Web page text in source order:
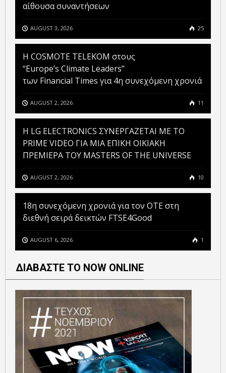
αίθουσα συναντήσεων
AUGUST 3, 2026 25
Η COSMOTE TELEKOM στους
“Europe’s Climate Leaders”
των Financial Times για 4η συνεχόμενη χρονιά
AUGUST 2, 2026 11
H LG ELECTRONICS ΣΥΝΕΡΓΑΖΕΤΑΙ ΜΕ ΤΟ
PRIME VIDEO ΓΙΑ ΜΙΑ ΕΠΙΚΗ ΟΙΚΙΑΚΗ
ΠΡΕΜΙΕΡΑ ΤΟΥ MASTERS OF THE UNIVERSE
AUGUST 2, 2026 10
18η συνεχόμενη χρονιά για τον ΟΤΕ στη
διεθνή σειρά δεικτών FTSE4Good
AUGUST 6, 2026 1
ΔΙΑΒΑΣΤΕ ΤΟ NOW ONLINE